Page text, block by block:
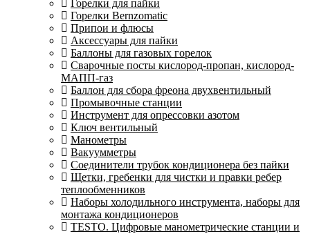
Горелки для пайки
Горелки Bernzomatic
Припои и флюсы
Аксессуары для пайки
Баллоны для газовых горелок
Сварочные посты кислород-пропан, кислород-
МАПП-газ
Баллон для сбора фреона двухвентильный
Промывочные станции
Инструмент для опрессовки азотом
Ключ вентильный
Манометры
Вакуумметры
Соединители трубок кондиционера без пайки
Щетки, гребенки для чистки и правки ребер
теплообменников
Наборы холодильного инструмента, наборы для
монтажа кондиционеров
TESTO. Цифровые манометрические станции и